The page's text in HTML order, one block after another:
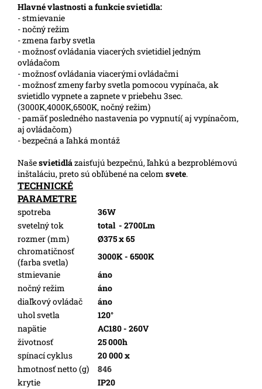
Hlavné vlastnosti a funkcie svietidla:
- stmievanie
- nočný režim
- zmena farby svetla
- možnosť ovládania viacerých svietidiel jedným
ovládačom
- možnosť ovládania viacerými ovládačmi
- možnosť zmeny farby svetla pomocou vypínača, ak
svietidlo vypnete a zapnete v priebehu 3sec.
(3000K,4000K,6500K, nočný režim)
- pamäť posledného nastavenia po vypnutí( aj vypínačom,
aj ovládačom)
- bezpečná a ľahká montáž
Našesvietidlázaisťujú bezpečnú, ľahkú a bezproblémovú
inštaláciu, preto sú obľúbené na celom svete.
TECHNICKÉ
PARAMETRE
spotreba
36W
svetelný tok
total - 2700Lm
rozmer (mm)
Ø375 x 65
chromatičnosť
(farba svetla)
3000K - 6500K
stmievanie
áno
nočný režim
áno
diaľkový ovládač
áno
uhol svetla
120°
napätie
AC180 - 260V
životnosť
25 000h
spínací cyklus
20 000 x
hmotnosť netto (g)
846
krytie
IP20